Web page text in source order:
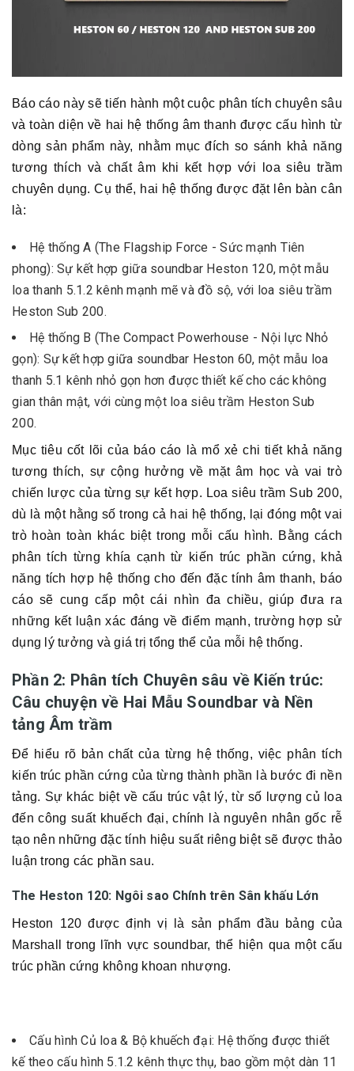
Báo cáo này sẽ tiến hành một cuộc phân tích chuyên sâu
và toàn diện về hai hệ thống âm thanh được cấu hình từ
dòng sản phẩm này, nhằm mục đích so sánh khả năng
tương thích và chất âm khi kết hợp với loa siêu trầm
chuyên dụng. Cụ thể, hai hệ thống được đặt lên bàn cân
là:
Hệ thống A (The Flagship Force - Sức mạnh Tiên
phong): Sự kết hợp giữa soundbar Heston 120, một mẫu
loa thanh 5.1.2 kênh mạnh mẽ và đồ sộ, với loa siêu trầm
Heston Sub 200.
Hệ thống B (The Compact Powerhouse - Nội lực Nhỏ
gọn): Sự kết hợp giữa soundbar Heston 60, một mẫu loa
thanh 5.1 kênh nhỏ gọn hơn được thiết kế cho các không
gian thân mật, với cùng một loa siêu trầm Heston Sub
200.
Mục tiêu cốt lõi của báo cáo là mổ xẻ chi tiết khả năng
tương thích, sự cộng hưởng về mặt âm học và vai trò
chiến lược của từng sự kết hợp. Loa siêu trầm Sub 200,
dù là một hằng số trong cả hai hệ thống, lại đóng một vai
trò hoàn toàn khác biệt trong mỗi cấu hình. Bằng cách
phân tích từng khía cạnh từ kiến trúc phần cứng, khả
năng tích hợp hệ thống cho đến đặc tính âm thanh, báo
cáo sẽ cung cấp một cái nhìn đa chiều, giúp đưa ra
những kết luận xác đáng về điểm mạnh, trường hợp sử
dụng lý tưởng và giá trị tổng thể của mỗi hệ thống.
Phần 2: Phân tích Chuyên sâu về Kiến trúc:
Câu chuyện về Hai Mẫu Soundbar và Nền
tảng Âm trầm
Để hiểu rõ bản chất của từng hệ thống, việc phân tích
kiến trúc phần cứng của từng thành phần là bước đi nền
tảng. Sự khác biệt về cấu trúc vật lý, từ số lượng củ loa
đến công suất khuếch đại, chính là nguyên nhân gốc rễ
tạo nên những đặc tính hiệu suất riêng biệt sẽ được thảo
luận trong các phần sau.
The Heston 120: Ngôi sao Chính trên Sân khấu Lớn
Heston 120 được định vị là sản phẩm đầu bảng của
Marshall trong lĩnh vực soundbar, thể hiện qua một cấu
trúc phần cứng không khoan nhượng.
Cấu hình Củ loa & Bộ khuếch đại: Hệ thống được thiết
kế theo cấu hình 5.1.2 kênh thực thụ, bao gồm một dàn 11